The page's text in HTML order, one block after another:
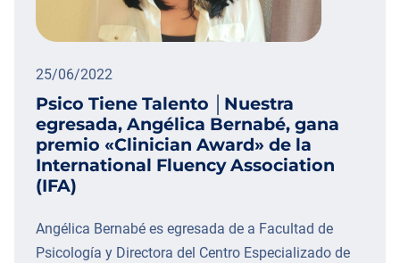
25/06/2022
Psico Tiene Talento │Nuestra
egresada, Angélica Bernabé, gana
premio «Clinician Award» de la
International Fluency Association
(IFA)
Angélica Bernabé es egresada de a Facultad de
Psicología y Directora del Centro Especializado de